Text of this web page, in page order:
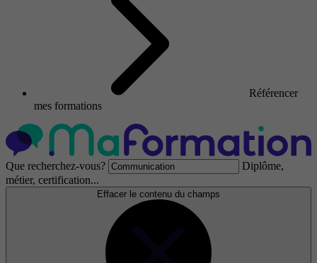
Référencer
mes formations
Que recherchez-vous?
Diplôme,
métier, certification...
Effacer le contenu du champs